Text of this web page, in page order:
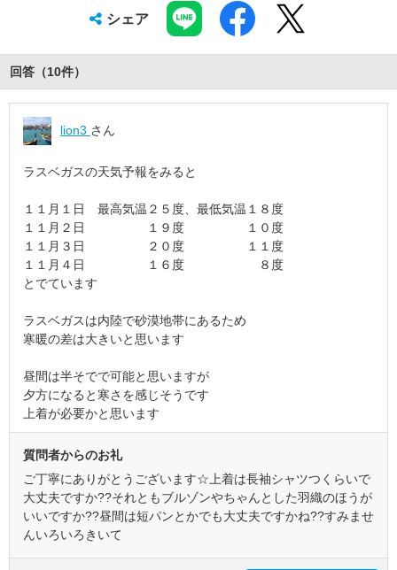
シェア
回答（10件）
lion3 さん
ラスベガスの天気予報をみると
１１月１日 最高気温２５度、最低気温１８度
１１月２日 １９度 １０度
１１月３日 ２０度 １１度
１１月４日 １６度 ８度
とでています
ラスベガスは内陸で砂漠地帯にあるため
寒暖の差は大きいと思います
昼間は半そでで可能と思いますが
夕方になると寒さを感じそうです
上着が必要かと思います
質問者からのお礼
ご丁寧にありがとうございます☆上着は長袖シャツつくらいで
大丈夫ですか??それともブルゾンやちゃんとした羽織のほうが
いいですか??昼間は短パンとかでも大丈夫ですかね??すみませ
んいろいろきいて